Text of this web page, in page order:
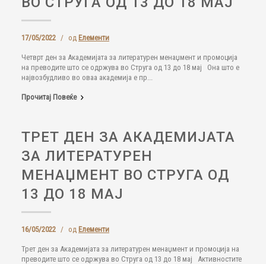
17/05/2022 / од Елементи
Четврт ден за Академијата за литературен менаџмент и промоција
на преводите што се одржува во Струга од 13 до 18 мај Она што е
највозбудливо во оваа академија е пр...
Прочитај Повеќе
ТРЕТ ДЕН ЗА АКАДЕМИЈАТА
ЗА ЛИТЕРАТУРЕН
МЕНАЏМЕНТ ВО СТРУГА ОД
13 ДО 18 МАЈ
16/05/2022 / од Елементи
Трет ден за Академијата за литературен менаџмент и промоција на
преводите што се одржува во Струга од 13 до 18 мај Активностите